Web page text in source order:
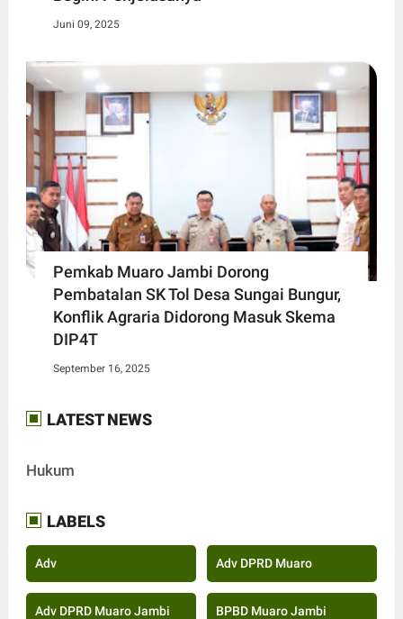
Juni 09, 2025
Pemkab Muaro Jambi Dorong
Pembatalan SK Tol Desa Sungai Bungur,
Konflik Agraria Didorong Masuk Skema
DIP4T
September 16, 2025
LATEST NEWS
Hukum
LABELS
Adv Adv DPRD Muaro
Adv DPRD Muaro Jambi BPBD Muaro Jambi